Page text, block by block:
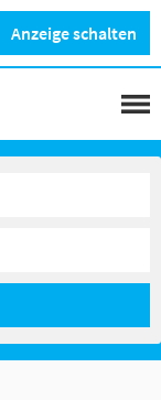
Anzeige schalten